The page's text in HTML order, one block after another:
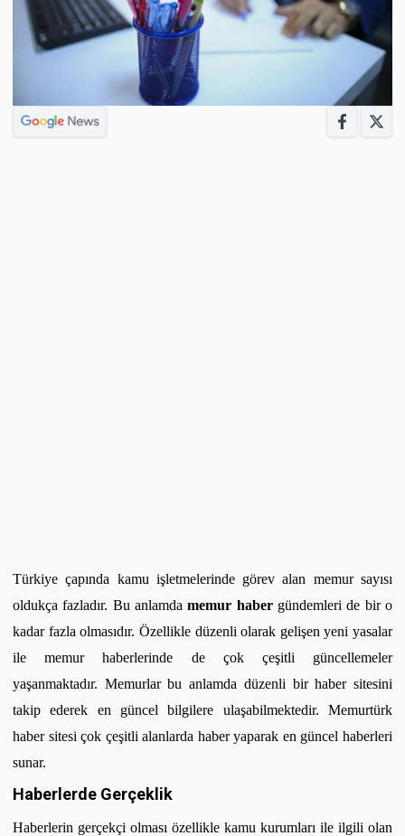
Türkiye çapında kamu işletmelerinde görev alan memur sayısı
oldukça fazladır. Bu anlamdamemur habergündemleri de bir o
kadar fazla olmasıdır. Özellikle düzenli olarak gelişen yeni yasalar
ile memur haberlerinde de çok çeşitli güncellemeler
yaşanmaktadır. Memurlar bu anlamda düzenli bir haber sitesini
takip ederek en güncel bilgilere ulaşabilmektedir. Memurtürk
haber sitesi çok çeşitli alanlarda haber yaparak en güncel haberleri
sunar.
Haberlerde Gerçeklik
Haberlerin gerçekçi olması özellikle kamu kurumları ile ilgili olan